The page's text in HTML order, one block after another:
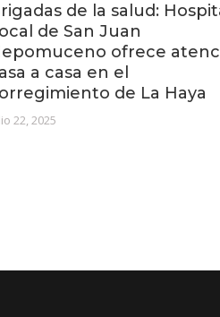
de la salud:
de San Juan
ofrece
a casa en el
de La Haya
22, 2025